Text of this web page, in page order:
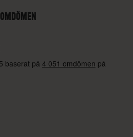
OMDÖMEN